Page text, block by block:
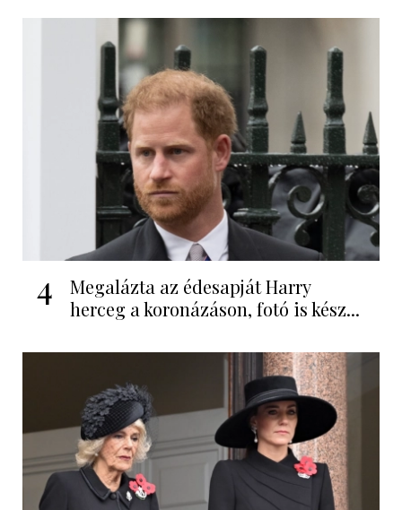
4
Megalázta az édesapját Harry
herceg a koronázáson, fotó is kész...